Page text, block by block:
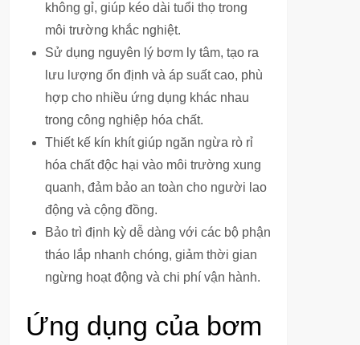
không gỉ, giúp kéo dài tuổi thọ trong
môi trường khắc nghiệt.
Sử dụng nguyên lý bơm ly tâm, tạo ra
lưu lượng ổn định và áp suất cao, phù
hợp cho nhiều ứng dụng khác nhau
trong công nghiệp hóa chất.
Thiết kế kín khít giúp ngăn ngừa rò rỉ
hóa chất độc hại vào môi trường xung
quanh, đảm bảo an toàn cho người lao
động và cộng đồng.
Bảo trì định kỳ dễ dàng với các bộ phận
tháo lắp nhanh chóng, giảm thời gian
ngừng hoạt động và chi phí vận hành.
Ứng dụng của bơm